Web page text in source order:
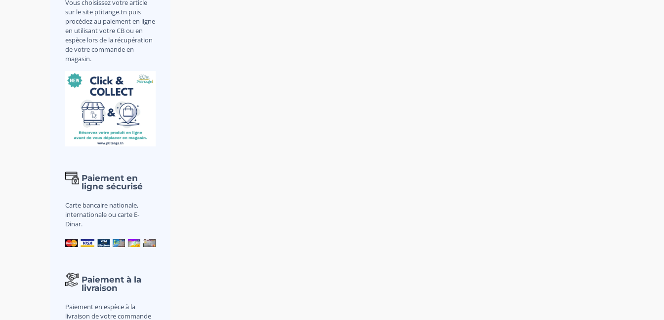
Vous choisissez votre article
sur le site ptitange.tn puis
procédez au paiement en ligne
en utilisant votre CB ou en
espèce lors de la récupération
de votre commande en
magasin.
Paiement en
ligne sécurisé
Carte bancaire nationale,
internationale ou carte E-
Dinar.
Paiement à la
livraison
Paiement en espèce à la
livraison de votre commande